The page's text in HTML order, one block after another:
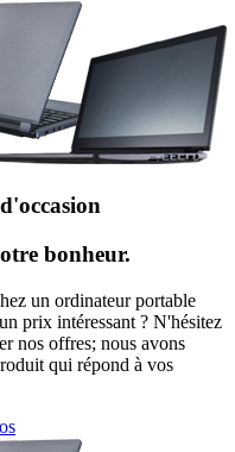
bonheur.
un ordinateur portable
prix intéressant ? N'hésitez
nos offres; nous avons
qui répond à vos